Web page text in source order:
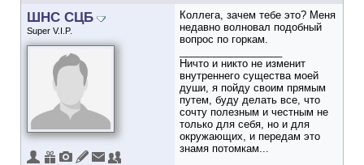
ШНС СЦБ
Super V.I.P.
Коллега, зачем тебе это? Меня
недавно волновал подобный
вопрос по горкам.
Ничто и никто не изменит
внутреннего существа моей
души, я пойду своим прямым
путем, буду делать все, что
сочту полезным и честным не
только для себя, но и для
окружающих, и передам это
знамя потомкам...